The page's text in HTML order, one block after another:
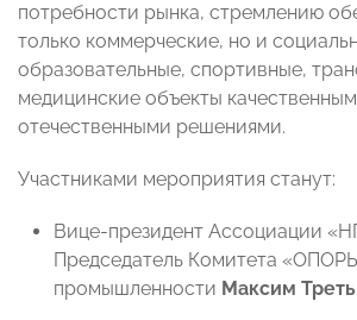
потребности рынка, стремлению
только коммерческие, но и
образовательные, спортивные,
медицинские объекты
отечественными решениями.
Участниками мероприятия станут:
Вице-президент Ассоциации
Председатель Комитета
промышленности Максим